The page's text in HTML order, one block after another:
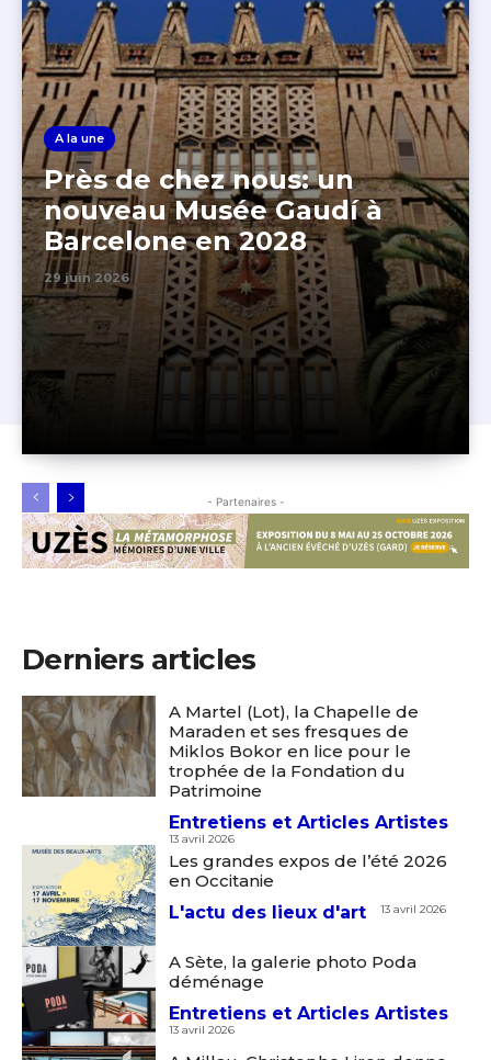
A la une
Près de chez nous: un
nouveau Musée Gaudí à
Barcelone en 2028
29 juin 2026
- Partenaires -
Derniers articles
A Martel (Lot), la Chapelle de
Maraden et ses fresques de
Miklos Bokor en lice pour le
trophée de la Fondation du
Patrimoine
Entretiens et Articles Artistes
13 avril 2026
Les grandes expos de l’été 2026
en Occitanie
L'actu des lieux d'art
13 avril 2026
A Sète, la galerie photo Poda
déménage
Entretiens et Articles Artistes
13 avril 2026